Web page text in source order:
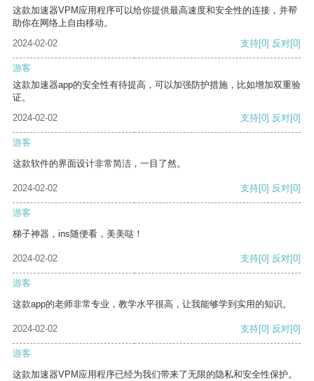
这款加速器VPM应用程序可以给你提供最高速度和安全性的连接，并帮
助你在网络上自由移动。
2024-02-02
支持[0] 反对[0]
游客
这款加速器app的安全性有待提高，可以加强防护措施，比如增加双重验
证。
2024-02-02
支持[0] 反对[0]
游客
这款软件的界面设计非常简洁，一目了然。
2024-02-02 支持[0] 反对[0]
游客
梯子神器，ins随便看，美美哒！
2024-02-02 支持[0] 反对[0]
游客
这款app的老师非常专业，教学水平很高，让我能够学到实用的知识。
2024-02-02 支持[0] 反对[0]
游客
这款加速器VPM应用程序已经为我们带来了无限的隐私和安全性保护。